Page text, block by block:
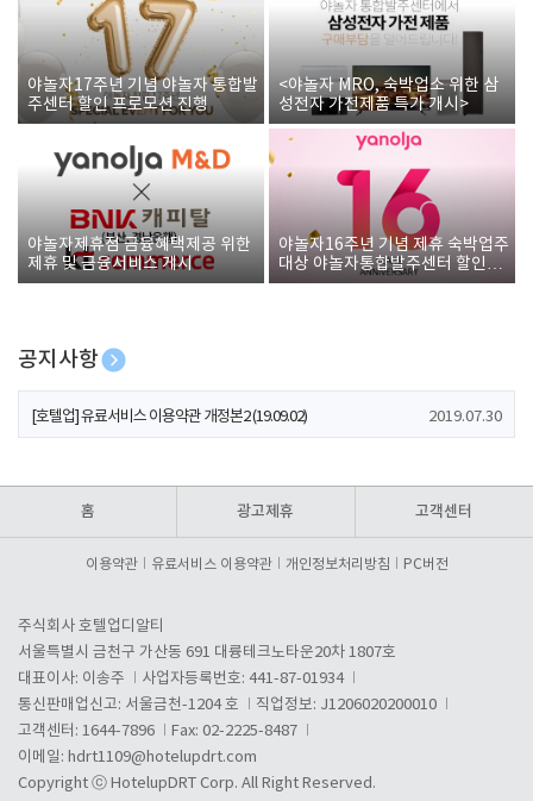
야놀자17주년 기념 야놀자 통합발
주센터 할인 프로모션 진행
<야놀자 MRO, 숙박업소 위한 삼
성전자 가전제품 특가 개시>
야놀자제휴점 금융혜택제공 위한
제휴 및 금융서비스 게시
야놀자16주년 기념 제휴 숙박업주
대상 야놀자통합발주센터 할인쿠
폰 증정
공지사항
[호텔업] 개인정보 처리방침 개정본1 (19.09.02)
[호텔업] 유료서비스 이용약관 개정본2 (19.09.02) 2019.07.30
홈 광고제휴 고객센터
이용약관 유료서비스 이용약관 개인정보처리방침 PC버전
주식회사 호텔업디알티
서울특별시 금천구 가산동 691 대륭테크노타운20차 1807호
대표이사: 이송주
사업자등록번호: 441-87-01934
통신판매업신고: 서울금천-1204 호
직업정보: J1206020200010
고객센터: 1644-7896
Fax: 02-2225-8487
이메일: hdrt1109@hotelupdrt.com
Copyright ⓒ HotelupDRT Corp. All Right Reserved.